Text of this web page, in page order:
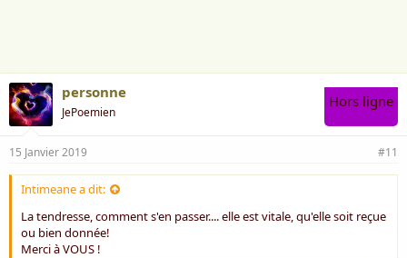
personne
JePoemien
Hors ligne
15 Janvier 2019 #11
Intimeane a dit:
La tendresse, comment s'en passer.... elle est vitale, qu'elle soit reçue
ou bien donnée!
Merci à VOUS !